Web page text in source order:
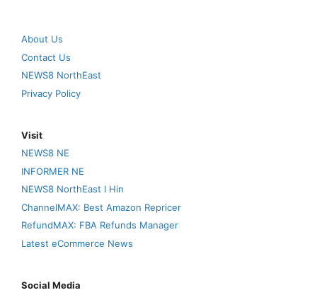
About Us
Contact Us
NEWS8 NorthEast
Privacy Policy
Visit
NEWS8 NE
INFORMER NE
NEWS8 NorthEast I Hin
ChannelMAX: Best Amazon Repricer
RefundMAX: FBA Refunds Manager
Latest eCommerce News
Social Media